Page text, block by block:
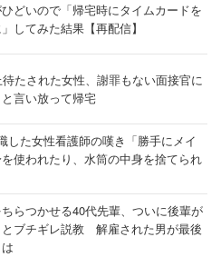
どいので「帰宅時にタイムカードを
してみた結果【再配信】
たされた女性、謝罪もない面接官に
と言い放って帰宅
した女性看護師の嘆き「勝手にメイ
使われたり、水筒の中身を捨てられ
らつかせる40代先輩、ついに後輩が
とブチギレ説教 解雇された男が最後